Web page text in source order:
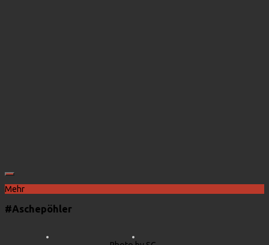
Mehr
#Aschepöhler